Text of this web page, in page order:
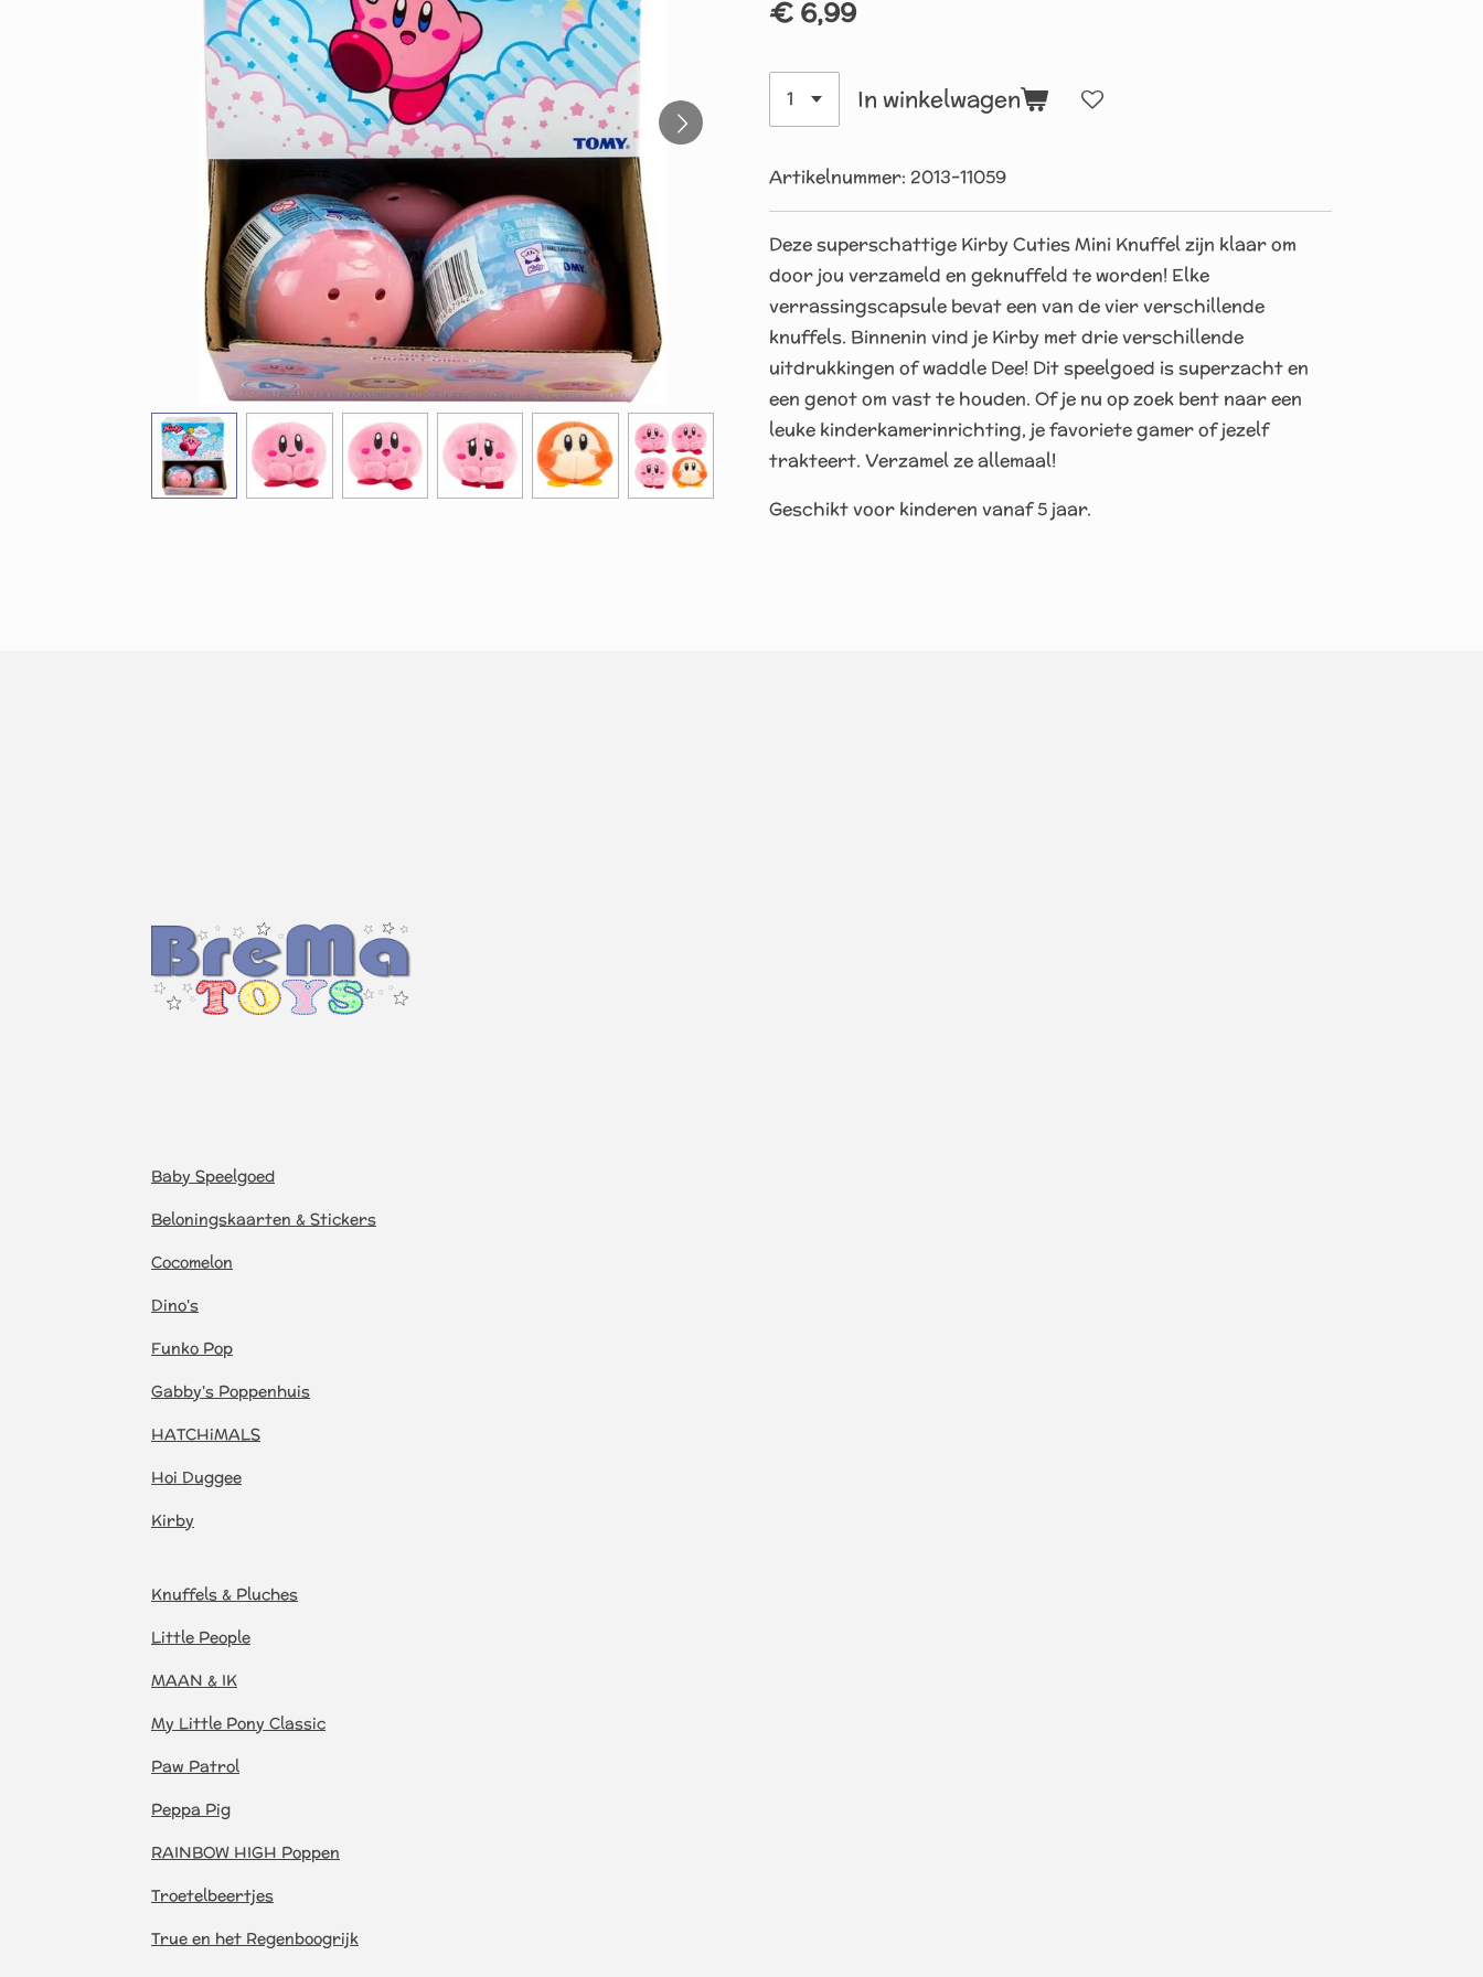
€ 6,99
In winkelwagen
Artikelnummer: 2013-11059
Deze superschattige Kirby Cuties Mini Knuffel zijn klaar om
door jou verzameld en geknuffeld te worden! Elke
verrassingscapsule bevat een van de vier verschillende
knuffels. Binnenin vind je Kirby met drie verschillende
uitdrukkingen of waddle Dee! Dit speelgoed is superzacht en
een genot om vast te houden. Of je nu op zoek bent naar een
leuke kinderkamerinrichting, je favoriete gamer of jezelf
trakteert. Verzamel ze allemaal!
Geschikt voor kinderen vanaf 5 jaar.
Baby Speelgoed
Beloningskaarten & Stickers
Cocomelon
Dino's
Funko Pop
Gabby's Poppenhuis
HATCHiMALS
Hoi Duggee
Kirby
Knuffels & Pluches
Little People
MAAN & IK
My Little Pony Classic
Paw Patrol
Peppa Pig
RAINBOW HIGH Poppen
Troetelbeertjes
True en het Regenboogrijk